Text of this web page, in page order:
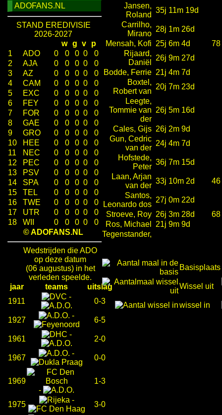
ADOFANS.NL
STAND EREDIVISIE
2026-2027
w g v
p
1
ADO 0 0 0 0
0
2
AJA 0 0 0 0
0
3
AZ 0 0 0 0
0
4
CAM 0 0 0 0
0
5
EXC 0 0 0 0
0
6
FEY 0 0 0 0
0
7
FOR 0 0 0 0
0
8
GAE 0 0 0 0
0
9
GRO 0 0 0 0
0
10
HEE 0 0 0 0
0
11
NEC 0 0 0 0
0
12
PEC 0 0 0 0
0
13
PSV 0 0 0 0
0
14
SPA 0 0 0 0
0
15
TEL 0 0 0 0
0
16
TWE 0 0 0 0
0
17
UTR 0 0 0 0
0
18
WII 0 0 0 0
0
© ADOFANS.NL
Wedstrijden die ADO
op deze datum
(06 augustus) in het
verleden speelde.
jaar
teams
uitslag
1911
-
0-3
1927
-
6-5
1961
-
2-0
1967
-
0-0
1969
-
1-3
1975
-
3-0
Jansen,
Roland
35j 11m 19d
Carrilho,
Mirano
28j 1m 26d
Mensah, Kofi 25j 6m 4d
78
Rijaard,
Daniël
26j 9m 27d
Bodde, Ferrie 21j 4m 7d
Boxtel,
Robert van
20j 7m 23d
Leegte,
Tommie van
der
26j 5m 16d
Cales, Gijs 26j 2m 9d
Gun, Cedric
van der
24j 4m 7d
Hofstede,
Peter
36j 7m 15d
Laan, Arjan
van der
33j 10m 2d
46
Santos,
Leonardo dos
27j 0m 22d
Stroeve, Roy 26j 3m 28d
68
Ros, Michael
21j 9m 9d
Tegenstander,
Basisplaats
Wissel uit
wissel in